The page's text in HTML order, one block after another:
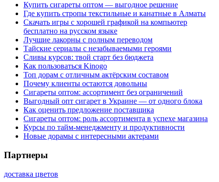
Купить сигареты оптом — выгодное решение
Где купить стропы текстильные и канатные в Алматы
Скачать игры с хорошей графикой на компьютер
бесплатно на русском языке
Лучшие лакорны с полным переводом
Тайские сериалы с незабываемыми героями
Сливы курсов: твой старт без бюджета
Как пользоваться Kinogo
Топ дорам с отличным актёрским составом
Почему клиенты остаются довольны
Сигареты оптом: ассортимент без ограничений
Выгодный опт сигарет в Украине — от одного блока
Как оценить предложение поставщика
Сигареты оптом: роль ассортимента в успехе магазина
Курсы по тайм-менеджменту и продуктивности
Новые дорамы с интересными актерами
Партнеры
доставка цветов